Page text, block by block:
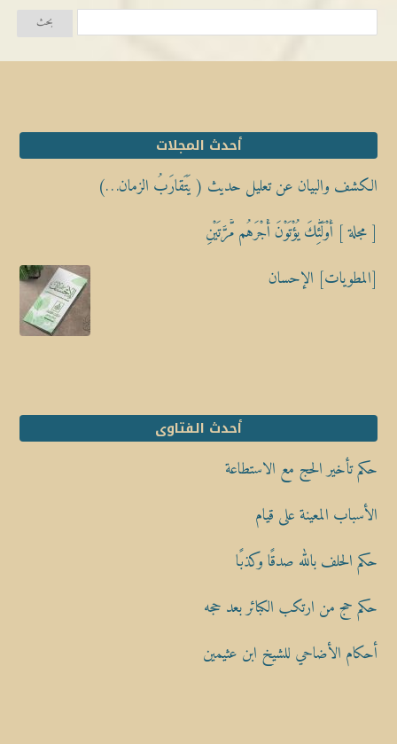
أحدث المجلات
الكشف والبيان عن تعليل حديث ( يَتَقارَبُ الزمان…)
[ مجلة ] أُوْلَٰٓئِكَ يُؤْتَوْنَ أَجْرَهُم مَّرَّتَيْنِ
[المطويات] الإحسان
أحدث الفتاوى
حكم تأخير الحج مع الاستطاعة
الأسباب المعينة على قيام
حكم الحلف بالله صدقًا وكذبًا
حكم حج من ارتكب الكبائر بعد حجه
أحكام الأضاحي للشيخ ابن عثيمين